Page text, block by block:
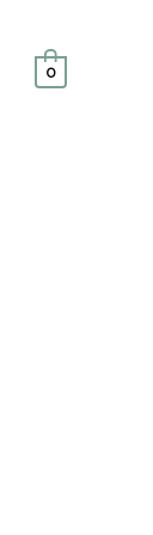
0